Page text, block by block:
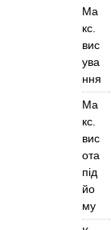
Ма
кс.
вис
ува
ння
Ма
кс.
вис
ота
під
йо
му